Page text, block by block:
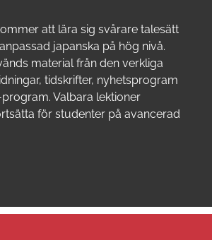
att lära sig svårare talesätt
japanska på hög nivå.
material från den verkliga
tidskrifter, nyhetsprogram
Valbara lektioner
för studenter på avancerad